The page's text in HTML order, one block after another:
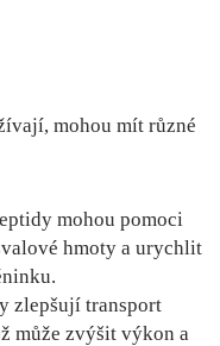
mohou mít různé
mohou pomoci
hmoty a urychlit
zlepšují transport
může zvýšit výkon a